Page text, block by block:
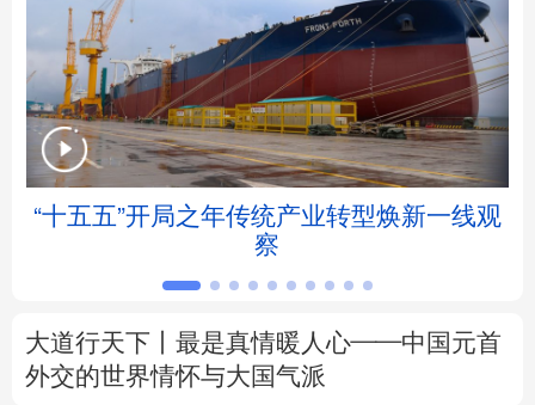
地方频道
北京 天津 河北 山西
辽宁 吉林 上海 江苏
浙江 安徽 福建 江西
四川 贵州 云南
“十五五”开局之年传统产业转型焕新一线观
察
大道行天下丨最是真情暖人心——中国元首
外交的世界情怀与大国气派